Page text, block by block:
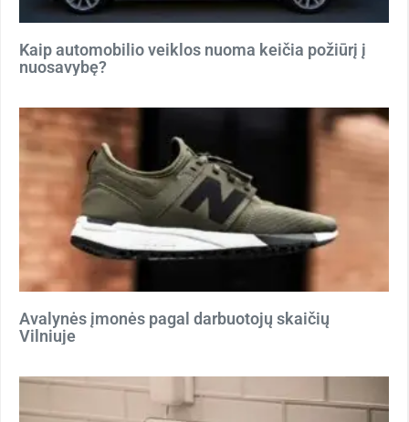
Kaip automobilio veiklos nuoma keičia požiūrį į
nuosavybę?
Avalynės įmonės pagal darbuotojų skaičių
Vilniuje